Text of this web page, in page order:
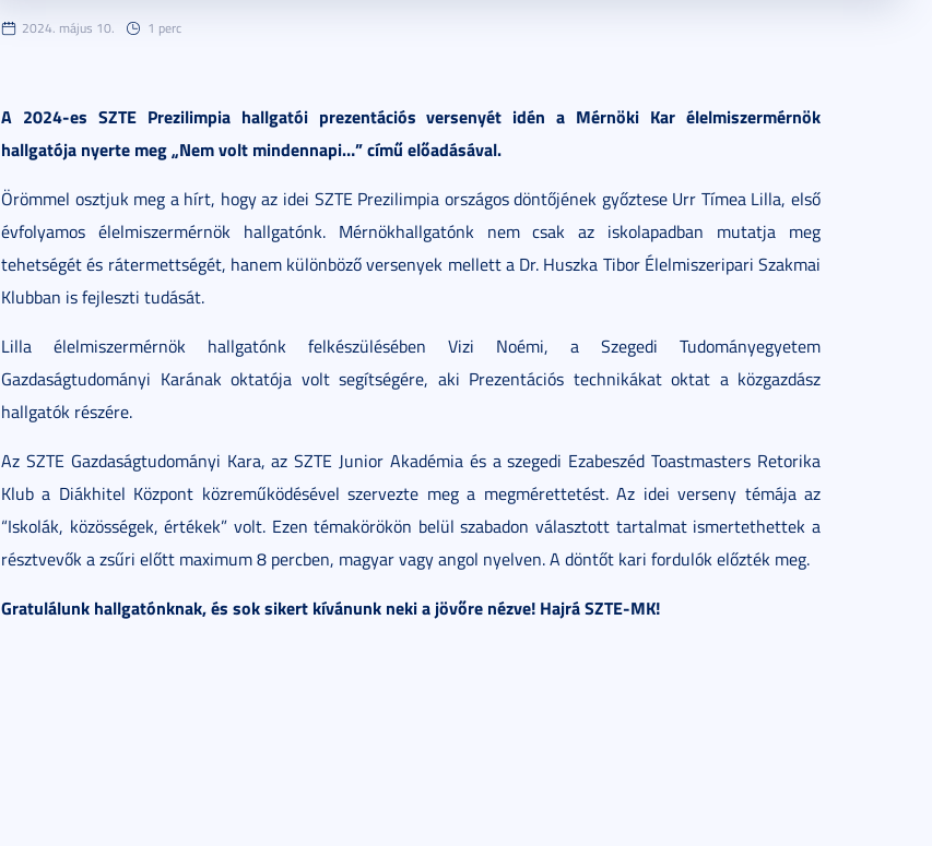
2024. május 10. 1 perc
A 2024-es SZTE Prezilimpia hallgatói prezentációs versenyét idén a Mérnöki Kar élelmiszermérnök
hallgatója nyerte meg „Nem volt mindennapi…” című előadásával.
Örömmel osztjuk meg a hírt, hogy az idei SZTE Prezilimpia országos döntőjének győztese Urr Tímea Lilla, első
évfolyamos élelmiszermérnök hallgatónk. Mérnökhallgatónk nem csak az iskolapadban mutatja meg
tehetségét és rátermettségét, hanem különböző versenyek mellett a Dr. Huszka Tibor Élelmiszeripari Szakmai
Klubban is fejleszti tudását.
Lilla élelmiszermérnök hallgatónk felkészülésében Vizi Noémi, a Szegedi Tudományegyetem
Gazdaságtudományi Karának oktatója volt segítségére, aki Prezentációs technikákat oktat a közgazdász
hallgatók részére.
Az SZTE Gazdaságtudományi Kara, az SZTE Junior Akadémia és a szegedi Ezabeszéd Toastmasters Retorika
Klub a Diákhitel Központ közreműködésével szervezte meg a megmérettetést. Az idei verseny témája az
“Iskolák, közösségek, értékek” volt. Ezen témakörökön belül szabadon választott tartalmat ismertethettek a
résztvevők a zsűri előtt maximum 8 percben, magyar vagy angol nyelven. A döntőt kari fordulók előzték meg.
Gratulálunk hallgatónknak, és sok sikert kívánunk neki a jövőre nézve! Hajrá SZTE-MK!